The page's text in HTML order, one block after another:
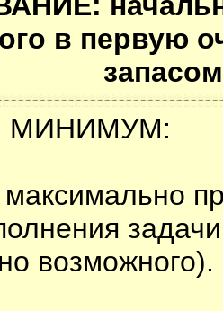
в первую
МИНИМУМ:
возможного).